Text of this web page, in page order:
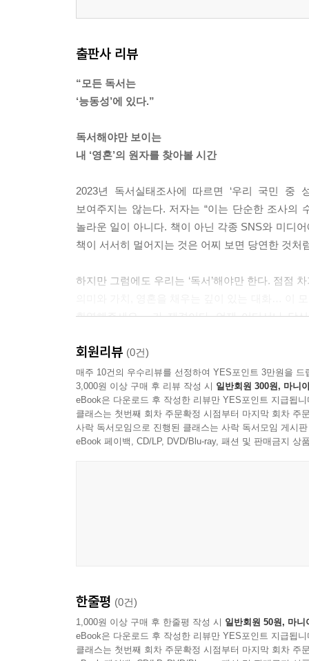
출판사 리뷰
“모든 독서는
‘능동성’에 있다.”
독서해야만 보이는
내 ‘영혼’의 원자를 찾아볼 시간
2023년 독서실태조사에 따르면 ‘우리 국민 중
보여주지는 않는다. 저자는 “이는 단순한 조사의
놀라운 일이 아니다. 책이 아닌 각종 SNS와 미디
책이 서서히 멀어지는 것은 어찌 보면 당연한 것처
하지만 그럼에도 우리는 ‘독서’해야만 한다. 점점
환영해주세요』가 제격이다. 언제 어디서나 당
회원리뷰 (0건)
매주 10건의 우수리뷰를 선정하여 YES포인트 3만원을 드
3,000원 이상 구매 후 리뷰 작성 시 일반회원 300원, 마니
eBook은 다운로드 후 작성한 리뷰만 YES포인트 지급됩니
클래스는 첫번째 회차 주문확정 시점부터 마지막 회차 주
사락 독서모임으로 진행된 클래스는 사락 독서모임 게시
eBook 페이백, CD/LP, DVD/Blu-ray, 패션 및 판매금지 상
한줄평 (0건)
1,000원 이상 구매 후 한줄평 작성 시 일반회원 50원, 마니
eBook은 다운로드 후 작성한 리뷰만 YES포인트 지급됩니
클래스는 첫번째 회차 주문확정 시점부터 마지막 회차 주